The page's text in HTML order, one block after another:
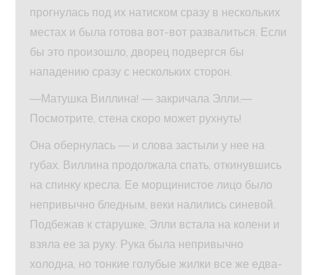
прогнулась под их натиском сразу в нескольких
местах и была готова вот-вот развалиться. Если
бы это произошло, дворец подвергся бы
нападению сразу с нескольких сторон.
—Матушка Виллина! — закричала Элли.—
Посмотрите, стена скоро может рухнуть!
Она обернулась — и слова застыли у нее на
губах. Виллина продолжала спать, откинувшись
на спинку кресла. Ее морщинистое лицо было
непривычно бледным, веки налились синевой.
Подбежав к старушке, Элли встала на колени и
взяла ее за руку. Рука была непривычно
холодна, но тонкие голубые жилки все же едва-